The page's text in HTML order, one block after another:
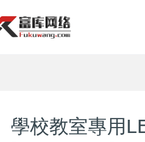
學校教室專用